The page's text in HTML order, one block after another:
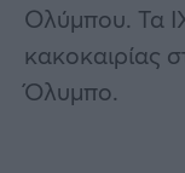
Ολύμπου. Τα
κακοκαιρίας
Όλυμπο.